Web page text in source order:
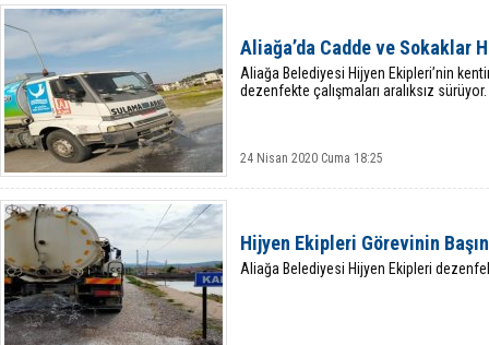
Aliağa’da Cadde ve Sokaklar
Aliağa Belediyesi Hijyen Ekipleri’nin
dezenfekte çalışmaları aralıksız sürüyor.
24 Nisan 2020 Cuma 18:25
Hijyen Ekipleri Görevinin
Aliağa Belediyesi Hijyen Ekipleri